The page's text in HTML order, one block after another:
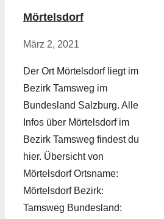
Mörtelsdorf
März 2, 2021
Der Ort Mörtelsdorf liegt im
Bezirk Tamsweg im
Bundesland Salzburg. Alle
Infos über Mörtelsdorf im
Bezirk Tamsweg findest du
hier. Übersicht von
Mörtelsdorf Ortsname:
Mörtelsdorf Bezirk:
Tamsweg Bundesland: